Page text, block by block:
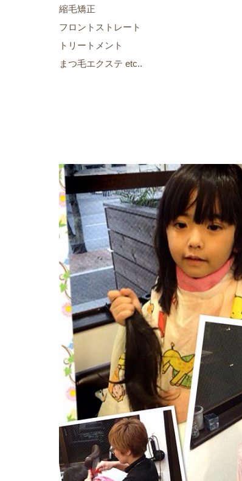
縮毛矯正
フロントストレート
トリートメント
まつ毛エクステ etc..